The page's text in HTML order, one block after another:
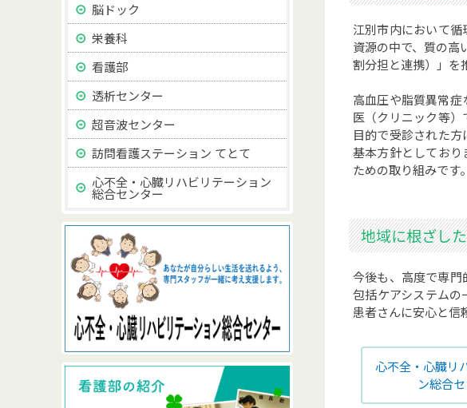
江別市内において
資源の中で、質の高
割分担と連携）」を
高血圧や脂質異常
医（クリニック等
目的で受診された
基本方針としており
ための取り組みです
地域に根ざし
今後も、高度で専
包括ケアシステムの
患者さんに安心と信
心不全・心臓リ
ン総合
脳ドック
栄養科
看護部
透析センター
超音波センター
訪問看護ステーション てとて
心不全・心臓リハビリテーション
総合センター